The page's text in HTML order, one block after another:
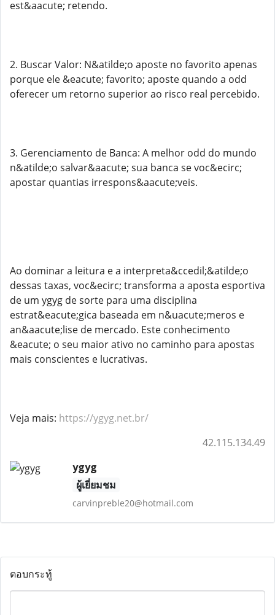
est&aacute; retendo.
2. Buscar Valor: N&atilde;o aposte no favorito apenas
porque ele &eacute; favorito; aposte quando a odd
oferecer um retorno superior ao risco real percebido.
3. Gerenciamento de Banca: A melhor odd do mundo
n&atilde;o salvar&aacute; sua banca se voc&ecirc;
apostar quantias irrespons&aacute;veis.
Ao dominar a leitura e a interpreta&ccedil;&atilde;o
dessas taxas, voc&ecirc; transforma a aposta esportiva
de um ygyg de sorte para uma disciplina
estrat&eacute;gica baseada em n&uacute;meros e
an&aacute;lise de mercado. Este conhecimento
&eacute; o seu maior ativo no caminho para apostas
mais conscientes e lucrativas.
Veja mais: https://ygyg.net.br/
42.115.134.49
ygyg
ผู้เยี่ยมชม
carvinpreble20@hotmail.com
ตอบกระทู้